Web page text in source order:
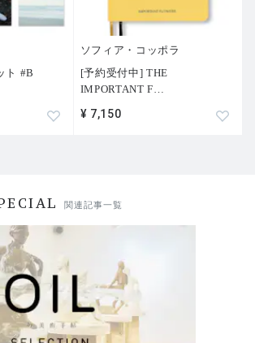
ト #B
ソフィア・コッポラ
[予約受付中] THE
IMPORTANT F
¥ 7,150
関連記事一覧